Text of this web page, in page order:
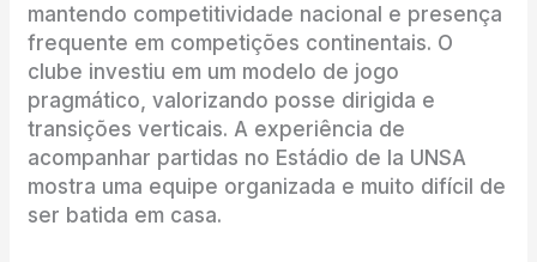
mantendo competitividade nacional e presença
frequente em competições continentais. O
clube investiu em um modelo de jogo
pragmático, valorizando posse dirigida e
transições verticais. A experiência de
acompanhar partidas no Estádio de la UNSA
mostra uma equipe organizada e muito difícil de
ser batida em casa.